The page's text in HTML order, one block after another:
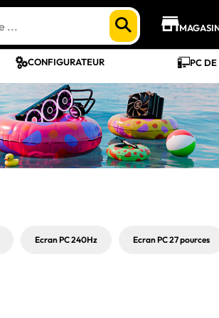
CONFIGURATEUR PC DE
Ecran PC 240Hz Ecran PC 27 pources